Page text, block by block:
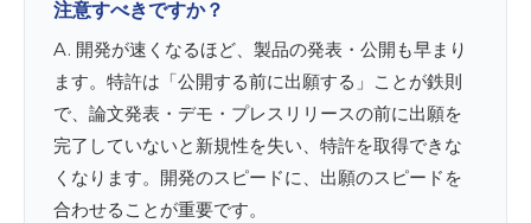
注意すべきですか？
A. 開発が速くなるほど、製品の発表・公開も早まり
ます。特許は「公開する前に出願する」ことが鉄則
で、論文発表・デモ・プレスリリースの前に出願を
完了していないと新規性を失い、特許を取得できな
くなります。開発のスピードに、出願のスピードを
合わせることが重要です。